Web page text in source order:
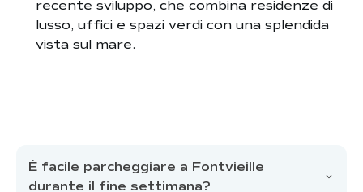
recente sviluppo, che combina residenze di
lusso, uffici e spazi verdi con una splendida
vista sul mare.
È facile parcheggiare a Fontvieille
durante il fine settimana?